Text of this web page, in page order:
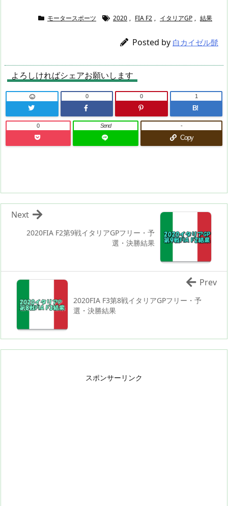
モータースポーツ 2020 , FIA F2 , イタリアGP , 結果
Posted by 白カイゼル髭
よろしければシェアお願いします
0 0
B!
1
0 Send
Copy
-
2020FIA F2第9戦イタリアGPフリー・予
選・決勝結果
Next
2020FIA F3第8戦イタリアGPフリー・予
選・決勝結果
Prev
スポンサーリンク